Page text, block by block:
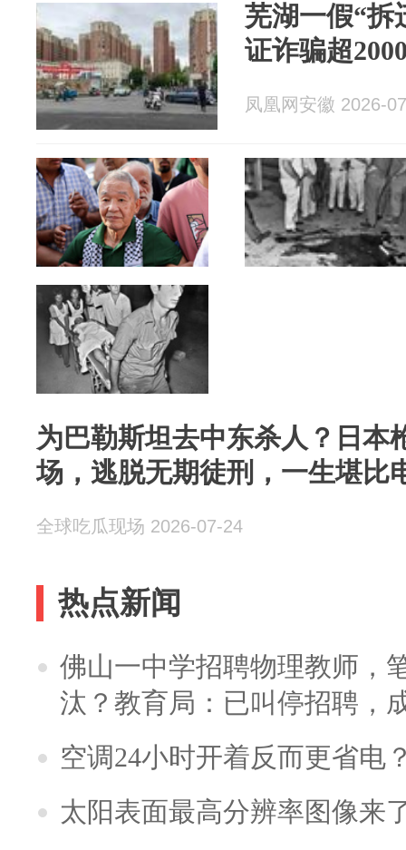
芜湖一假“拆
证诈骗超
凤凰网安徽 2026-
为巴勒斯坦去中东杀人？日本
场，逃脱无期徒刑，一生堪比
全球吃瓜现场 2026-07-24
热点新闻
佛山一中学招聘物理教师，
汰？教育局：已叫停招聘，
空调24小时开着反而更省电
太阳表面最高分辨率图像来